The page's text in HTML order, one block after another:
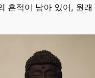
흔적이 남아 있어, 원